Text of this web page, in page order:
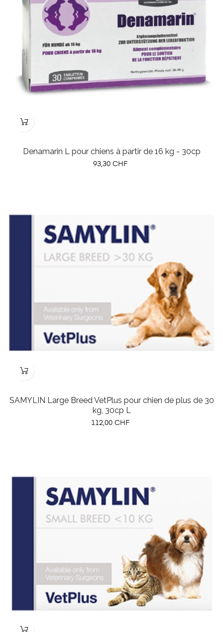
Denamarin L pour chiens à partir de 16 kg - 30cp
Prix
93,30 CHF
SAMYLIN Large Breed VetPlus pour chien de plus de 30
kg, 30cp L
Prix
112,00 CHF